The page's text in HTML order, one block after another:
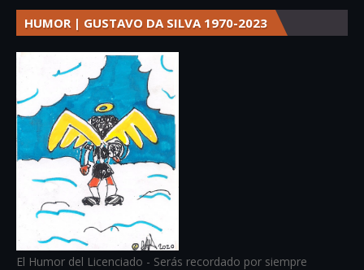
HUMOR | GUSTAVO DA SILVA 1970-2023
El Humor del Licenciado - Serás recordado por siempre